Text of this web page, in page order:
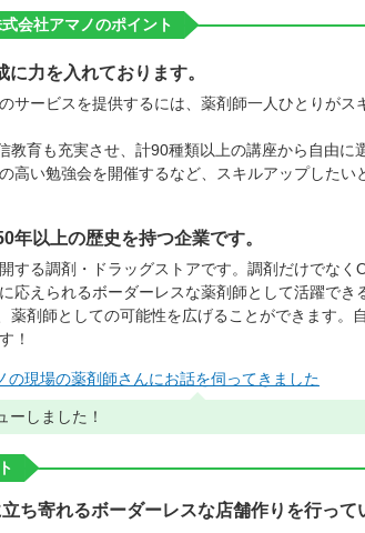
社アマノのポイント
力を入れております。
サービスを提供するには、薬剤師一人ひとりがス
教育も充実させ、計90種類以上の講座から自由に
高い勉強会を開催するなど、スキルアップした
年以上の歴史を持つ企業です。
する調剤・ドラッグストアです。調剤だけでなく
応えられるボーダーレスな薬剤師として活躍でき
薬剤師としての可能性を広げることができます。
！
の現場の薬剤師さんにお話を伺ってきました
ーしました！
ち寄れるボーダーレスな店舗作りを行って